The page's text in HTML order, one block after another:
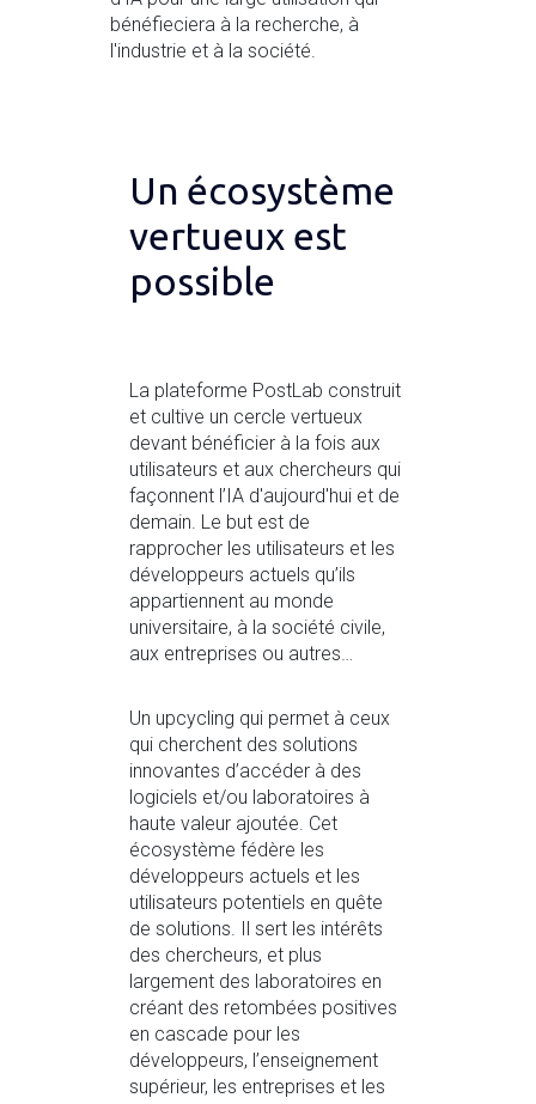
bénéfieciera à la recherche, à
l'industrie et à la société.
Un écosystème
vertueux est
possible
La plateforme PostLab construit
et cultive un cercle vertueux
devant bénéficier à la fois aux
utilisateurs et aux chercheurs qui
façonnent l’IA d'aujourd'hui et de
demain. Le but est de
rapprocher les utilisateurs et les
développeurs actuels qu’ils
appartiennent au monde
universitaire, à la société civile,
aux entreprises ou autres…
Un upcycling qui permet à ceux
qui cherchent des solutions
innovantes d’accéder à des
logiciels et/ou laboratoires à
haute valeur ajoutée. Cet
écosystème fédère les
développeurs actuels et les
utilisateurs potentiels en quête
de solutions. Il sert les intérêts
des chercheurs, et plus
largement des laboratoires en
créant des retombées positives
en cascade pour les
développeurs, l’enseignement
supérieur, les entreprises et les